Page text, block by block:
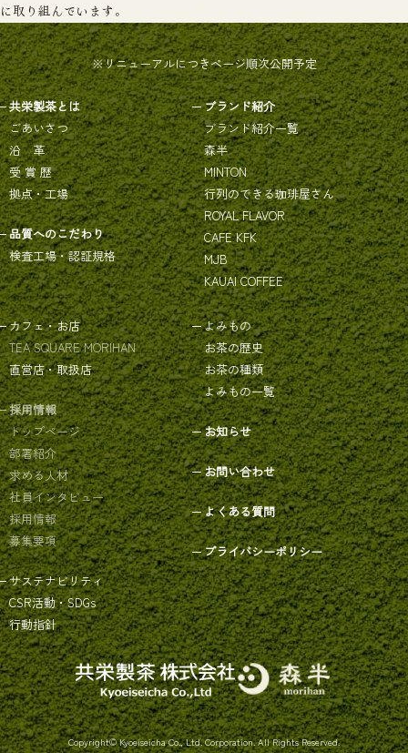
に取り組んでいます。
※リニューアルにつきページ順次公開予定
共栄製茶とは
ごあいさつ
沿 革
受 賞 歴
拠点・工場
品質へのこだわり
検査工場・認証規格
ブランド紹介
ブランド紹介一覧
森半
MINTON
行列のできる珈琲屋さん
ROYAL FLAVOR
CAFE KFK
MJB
KAUAI COFFEE
カフェ・お店
TEA SQUARE MORIHAN
直営店・取扱店
採用情報
トップページ
部署紹介
求める人材
社員インタビュー
採用情報
募集要項
サステナビリティ
CSR活動・SDGs
行動指針
よみもの
お茶の歴史
お茶の種類
よみもの一覧
お知らせ
お問い合わせ
よくある質問
プライバシーポリシー
Copyright© Kyoeiseicha Co., Ltd. Corporation. All Rights Reserved.